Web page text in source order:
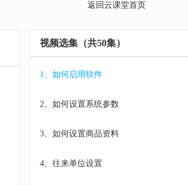
返回云课堂首页
视频选集（共50集）
1、如何启用软件
2、如何设置系统参数
3、如何设置商品资料
4、往来单位设置